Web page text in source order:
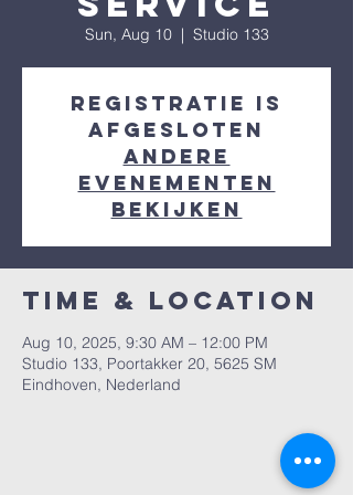
Sun, Aug 10
  |
Studio 133
Registratie is
afgesloten
Andere
evenementen
bekijken
Time & Location
Aug 10, 2025, 9:30 AM – 12:00 PM
Studio 133, Poortakker 20, 5625 SM
Eindhoven, Nederland